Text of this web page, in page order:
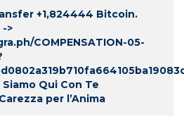
+1,824444 Bitcoin.
->
COMPENSATION-05-
Siamo Qui Con Te
per l’Anima